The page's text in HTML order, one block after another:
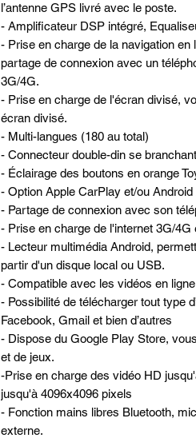
l’antenne GPS livré avec le poste.
- Amplificateur DSP intégré,
- Prise en charge de la navigation
partage de connexion avec un
3G/4G.
- Prise en charge de l'écran divisé,
écran divisé.
- Multi-langues (180 au total)
- Connecteur double-din se
- Éclairage des boutons en orange
- Option Apple CarPlay et/ou
- Partage de connexion avec son
- Prise en charge de l'internet 3G/
- Lecteur multimédia Android,
partir d'un disque local ou USB.
- Compatible avec les vidéos en
- Possibilité de télécharger tout type
Facebook, Gmail et bien d’autres
- Dispose du Google Play Store,
et de jeux.
-Prise en charge des vidéo HD
jusqu'à 4096x4096 pixels
- Fonction mains libres Bluetooth,
externe.